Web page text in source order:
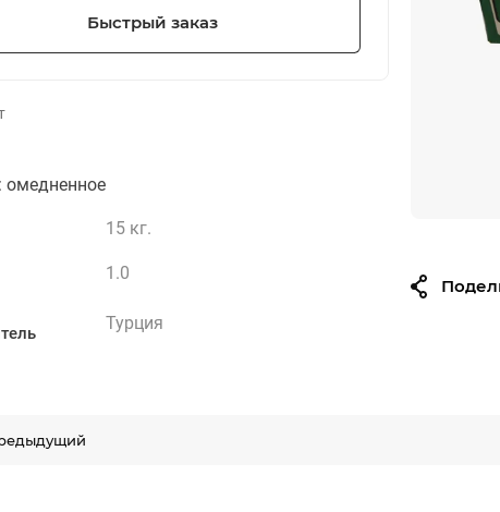
Быстрый заказ
омедненное
15 кг.
1.0
Турция